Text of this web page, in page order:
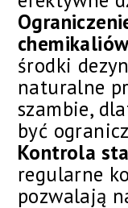
chemikaliów
środki
naturalne
szambie,
być
Kontrola
regularne
pozwalają